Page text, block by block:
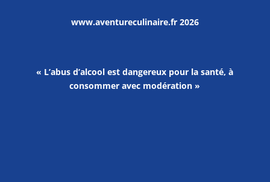
www.aventureculinaire.fr2026
« L’abus d’alcool est dangereux pour la santé, à
consommer avec modération »